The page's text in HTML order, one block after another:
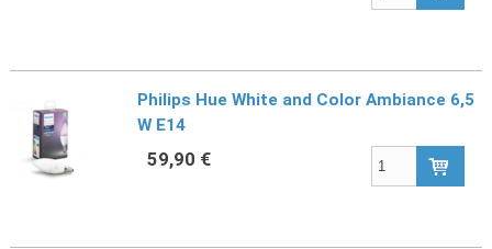
Philips Hue White and Color Ambiance 6,5
W E14
59,90 €